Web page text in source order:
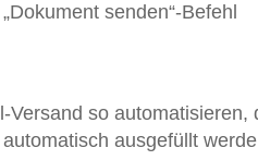
senden“-Befehl
Versand so automatisieren,
ausgefüllt